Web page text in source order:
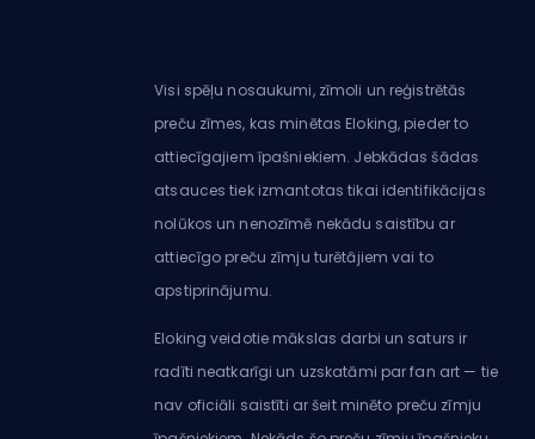
Visi spēļu nosaukumi, zīmoli un reģistrētās
preču zīmes, kas minētas Eloking, pieder to
attiecīgajiem īpašniekiem. Jebkādas šādas
atsauces tiek izmantotas tikai identifikācijas
nolūkos un nenozīmē nekādu saistību ar
attiecīgo preču zīmju turētājiem vai to
apstiprinājumu.
Eloking veidotie mākslas darbi un saturs ir
radīti neatkarīgi un uzskatāmi par fan art — tie
nav oficiāli saistīti ar šeit minēto preču zīmju